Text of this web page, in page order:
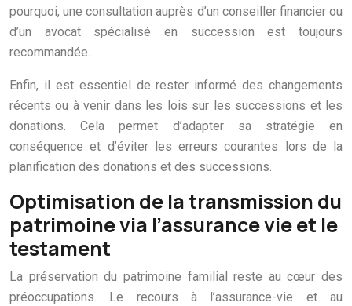
pourquoi, une consultation auprès d’un conseiller financier ou
d’un avocat spécialisé en succession est toujours
recommandée.
Enfin, il est essentiel de rester informé des changements
récents ou à venir dans les lois sur les successions et les
donations. Cela permet d’adapter sa stratégie en
conséquence et d’éviter les erreurs courantes lors de la
planification des donations et des successions.
Optimisation de la transmission du
patrimoine via l’assurance vie et le
testament
La préservation du patrimoine familial reste au cœur des
préoccupations. Le recours à l’assurance-vie et au